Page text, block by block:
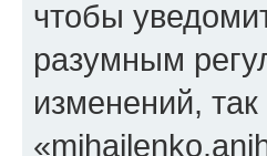
чтобы
разумным
изменений,